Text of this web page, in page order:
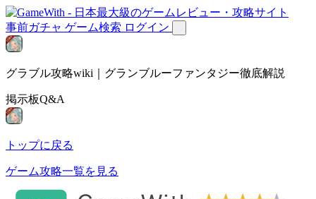
事前ガチャ ゲーム検索 ログイン
グラブル攻略wiki｜グランブルーファンタジー徹底解説
掲示板Q&A
トップに戻る
ゲーム攻略一覧を見る